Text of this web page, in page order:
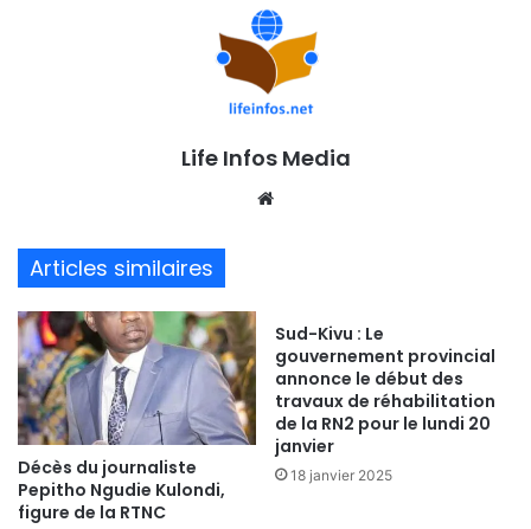
Life Infos Media
Articles similaires
Décès du journaliste
Pepitho Ngudie Kulondi,
figure de la RTNC
Sud-Kivu : Le
gouvernement provincial
annonce le début des
travaux de réhabilitation
de la RN2 pour le lundi 20
janvier
18 janvier 2025